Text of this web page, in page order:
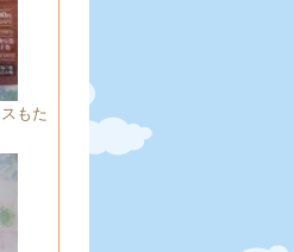
もた